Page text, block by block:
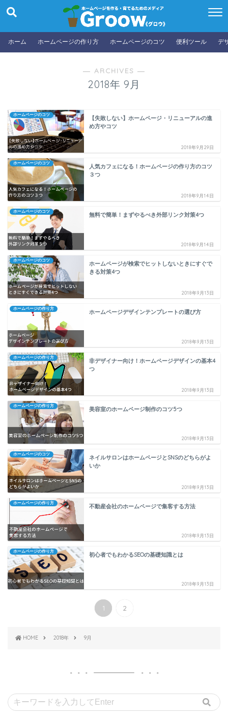
ホーム ホームページの作り方 ホームページのコツ 便利ツール デ
― ARCHIVES ―
2018年 9月
ホームページのコツ
【失敗しない】ホームページ・リニューアルの進
め方やコツ
2018年9月29日
ホームページのコツ
人気カフェになる！ホームページの作り方のコツ
３つ
2018年9月14日
ホームページのコツ 無料で簡単！まずやるべき外部リンク対策4つ
2018年9月14日
ホームページのコツ
ホームページが検索でヒットしないときにすぐで
きる対策4つ
2018年9月13日
ホームページの作り方 ホームページデザインテンプレートの選び方
2018年9月13日
ホームページの作り方
非デザイナー向け！ホームページデザインの基本4
つ
2018年9月13日
ホームページの作り方 美容室のホームページ制作のコツ5つ
2018年9月13日
ホームページのコツ
ネイルサロンはホームページとSNSのどちらがよ
いか
2018年9月13日
ホームページの作り方 不動産会社のホームページで集客する方法
2018年9月13日
ホームページの作り方 初心者でもわかるSEOの基礎知識とは
2018年9月13日
1 2
HOME 2018年 9月